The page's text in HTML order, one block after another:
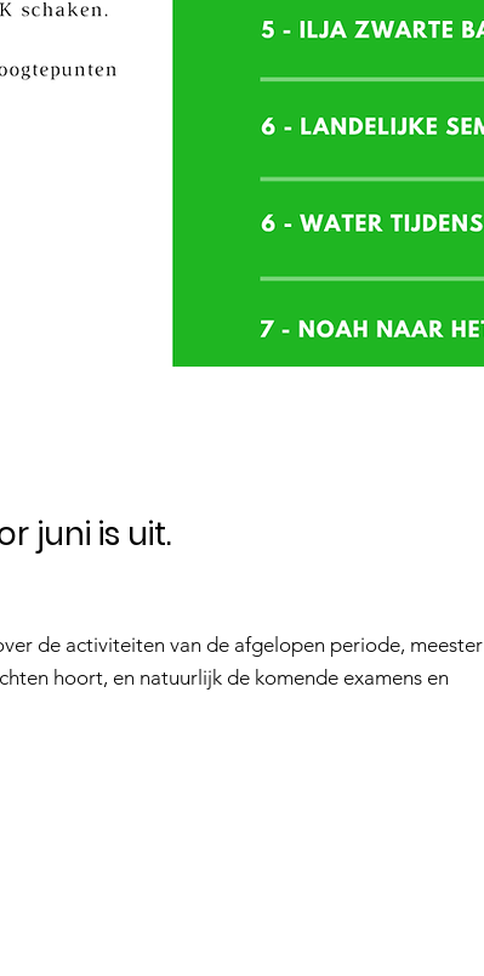
juni is uit.
de activiteiten van de afgelopen periode, meester
hoort, en natuurlijk de komende examens en